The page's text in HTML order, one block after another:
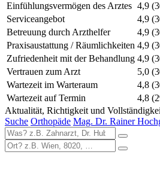
Einfühlungsvermögen des Arztes 4,9
Serviceangebot
4,9
Betreuung durch Arzthelfer
4,9
Praxisaustattung / Räumlichkeiten 4,9
Zufriedenheit mit der Behandlung 4,9
Vertrauen zum Arzt
5,0
Wartezeit im Warteraum
4,8
Wartezeit auf Termin
4,8
Aktualität, Richtigkeit und
Suche Orthopäde Mag. Dr. Rainer